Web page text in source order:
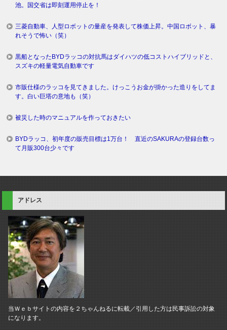
池。国交省は即刻運用停止を！
三菱自動車、人型ロボットの量産を発表して株価上昇。中国ロボット、暴
れそうで怖い（笑）
黒船となったBYDラッコの対抗馬はダイハツの低コストハイブリッドと、
スズキの軽量電気自動車です
市販仕様のラッコを見てきました。けっこうお金が掛かった造りをしてま
す。白い巨塔の意地も（笑）
被災した時のマニュアルを作っておきたい
BYDラッコ、初年度の販売目標は1万台！ 直近のSAKURAの登録台数っ
て月販300台少々です
アドレス
当Ｗｅｂサイトの内容を２ちゃんねるに転載／引用した方は民事訴訟の対象
になります。